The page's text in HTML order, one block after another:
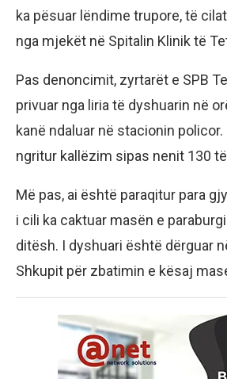
ka pësuar lëndime trupore, të
nga mjekët në Spitalin Klinik të
Pas denoncimit, zyrtarët e SPB
privuar nga liria të dyshuarin në
kanë ndaluar në stacionin
ngritur kallëzim sipas nenit 130
Më pas, ai është paraqitur para
i cili ka caktuar masën e
ditësh. I dyshuari është dërguar
Shkupit për zbatimin e kësaj